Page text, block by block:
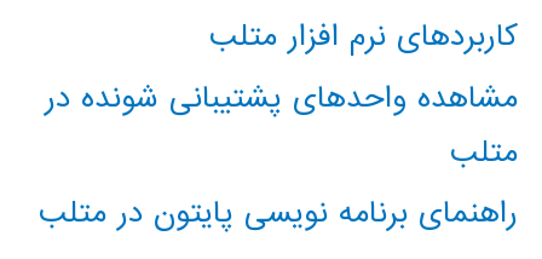
کاربردهای نرم افزار متلب
مشاهده واحدهای پشتیبانی شونده در
متلب
راهنمای برنامه نویسی پایتون در متلب